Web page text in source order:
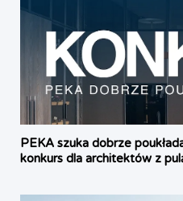
PEKA szuka dobrze
konkurs dla architektów z